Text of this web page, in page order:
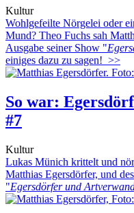
Kultur
Wohlgefeilte Nörgelei oder
Mund? Theo Fuchs sah
Ausgabe seiner Show "
einiges dazu zu sagen! >>
So war:
#7
Kultur
Lukas Münich krittelt und
Matthias Egersdörfer, und
"Egersdörfer und